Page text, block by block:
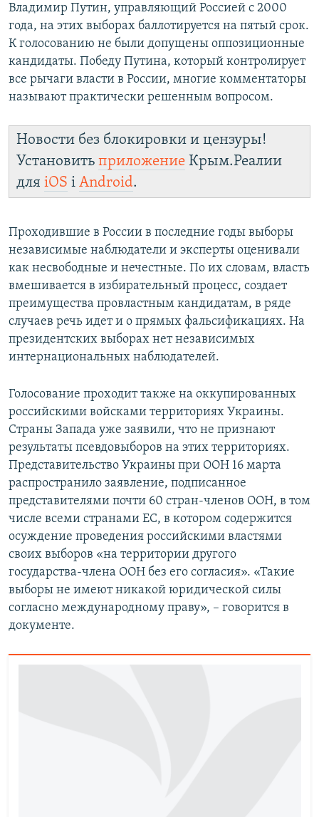
Владимир Путин, управляющий Россией с 2000
года, на этих выборах баллотируется на пятый срок.
К голосованию не были допущены оппозиционные
кандидаты. Победу Путина, который контролирует
все рычаги власти в России, многие комментаторы
называют практически решенным вопросом.
Новости без блокировки и цензуры!
Установить приложение Крым.Реалии
для iOS і Android.
Проходившие в России в последние годы выборы
независимые наблюдатели и эксперты оценивали
как несвободные и нечестные. По их словам, власть
вмешивается в избирательный процесс, создает
преимущества провластным кандидатам, в ряде
случаев речь идет и о прямых фальсификациях. На
президентских выборах нет независимых
интернациональных наблюдателей.
Голосование проходит также на оккупированных
российскими войсками территориях Украины.
Страны Запада уже заявили, что не признают
результаты псевдовыборов на этих территориях.
Представительство Украины при ООН 16 марта
распространило заявление, подписанное
представителями почти 60 стран-членов ООН, в том
числе всеми странами ЕС, в котором содержится
осуждение проведения российскими властями
своих выборов «на территории другого
государства-члена ООН без его согласия». «Такие
выборы не имеют никакой юридической силы
согласно международному праву», – говорится в
документе.